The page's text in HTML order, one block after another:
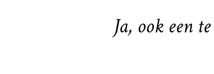
Ja, ook een